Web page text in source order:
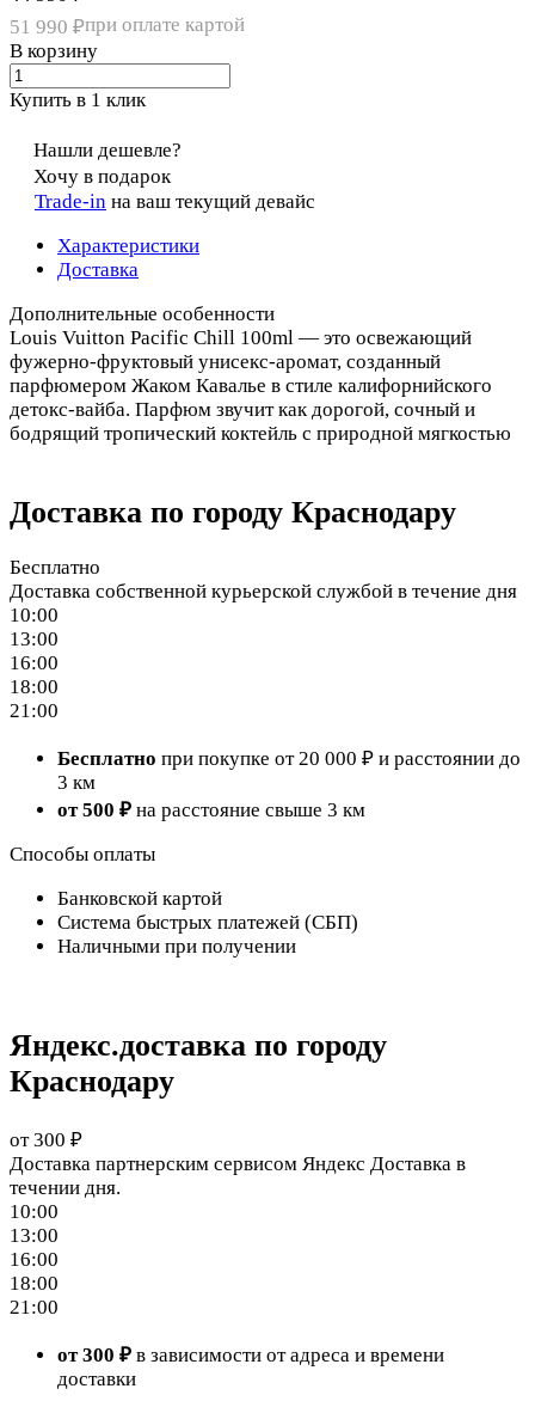
51 990 ₽при оплате картой
В корзину
Купить в 1 клик
Нашли дешевле?
Хочу в подарок
Trade-in на ваш текущий девайс
Характеристики
Доставка
Дополнительные особенности
Louis Vuitton Pacific Chill 100ml — это освежающий
фужерно-фруктовый унисекс-аромат, созданный
парфюмером Жаком Кавалье в стиле калифорнийского
детокс-вайба. Парфюм звучит как дорогой, сочный и
бодрящий тропический коктейль с природной мягкостью
Доставка по городу Краснодару
Бесплатно
Доставка собственной курьерской службой в течение дня
10:00
13:00
16:00
18:00
21:00
Бесплатно при покупке от 20 000 ₽ и расстоянии до
3 км
от 500 ₽ на расстояние свыше 3 км
Способы оплаты
Банковской картой
Система быстрых платежей (СБП)
Наличными при получении
Яндекс.доставка по городу
Краснодару
от 300 ₽
Доставка партнерским сервисом Яндекс Доставка в
течении дня.
10:00
13:00
16:00
18:00
21:00
от 300 ₽ в зависимости от адреса и времени
доставки